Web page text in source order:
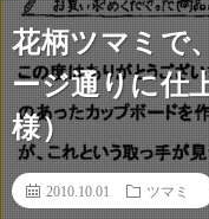
花柄ツマミで
ージ通りに仕
様）
2010.10.01 ツマミ